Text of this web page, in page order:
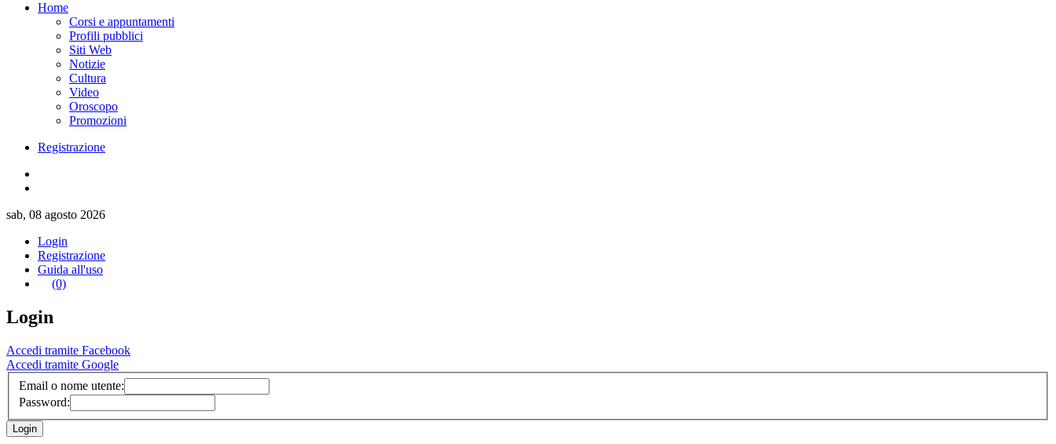
Home
Corsi e appuntamenti
Profili pubblici
Siti Web
Notizie
Cultura
Video
Oroscopo
Promozioni
Registrazione
sab, 08 agosto 2026
Login
Registrazione
Guida all'uso
(0)
Login
Accedi tramite Facebook
Accedi tramite Google
Email o nome utente:
Password: